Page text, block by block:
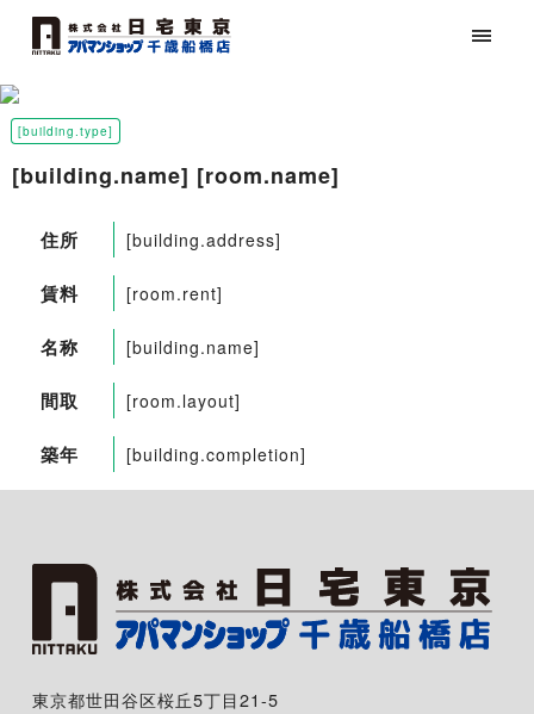
[building.type]
[building.name] [room.name]
住所 [building.address]
賃料 [room.rent]
名称 [building.name]
間取 [room.layout]
築年 [building.completion]
東京都世田谷区桜丘5丁目21-5